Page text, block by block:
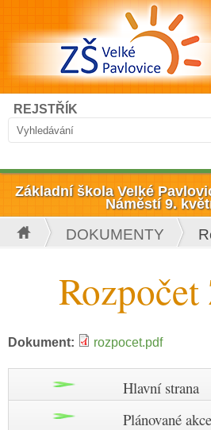
Přejít k hlavnímu obsahu
Vyhledávání
Hledat
REJSTŘÍK
Základní škola Velké
Náměstí 9.
Jste zde
DOKUMENTY
Dokument: rozpocet.pdf
Hlavní strana
Plánované akce